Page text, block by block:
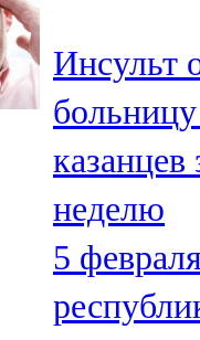
107,7 FM
Чистай
103,0 FM
Чүпрәле
91,0 FM
Инсульт
неделю
5